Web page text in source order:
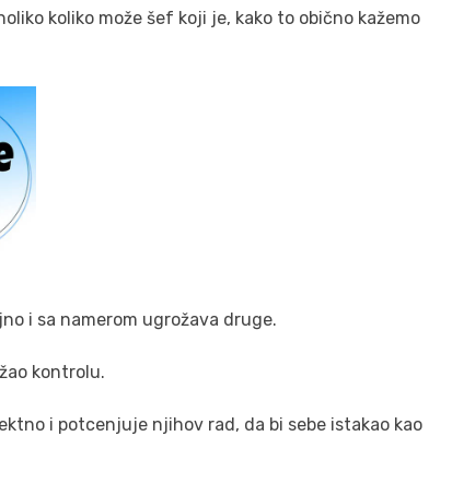
koliko može šef koji je, kako to obično kažemo
i sa namerom ugrožava druge.
kontrolu.
i potcenjuje njihov rad, da bi sebe istakao kao